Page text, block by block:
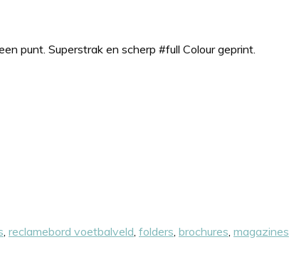
punt. Superstrak en scherp #full Colour geprint.
reclamebord voetbalveld folders brochures magazines